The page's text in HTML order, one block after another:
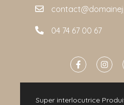
04 74 67 00 67
Super interlocutrice